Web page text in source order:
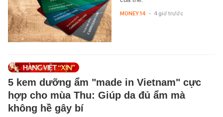
MONEY.14 - 4 giờ trước
5 kem dưỡng ẩm "made in Vietnam" cực
hợp cho mùa Thu: Giúp da đủ ẩm mà
không hề gây bí